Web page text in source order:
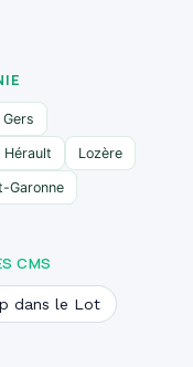
Gers
Hérault Lozère
Garonne
CMS
dans le Lot